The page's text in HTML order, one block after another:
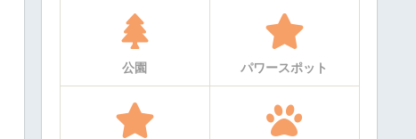
公園 パワースポット